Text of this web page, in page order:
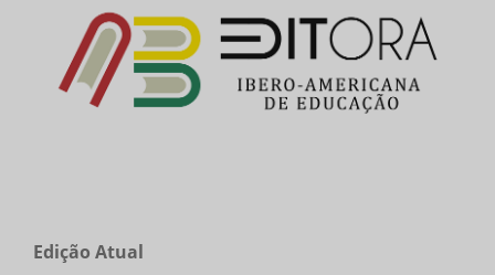
Edição Atual